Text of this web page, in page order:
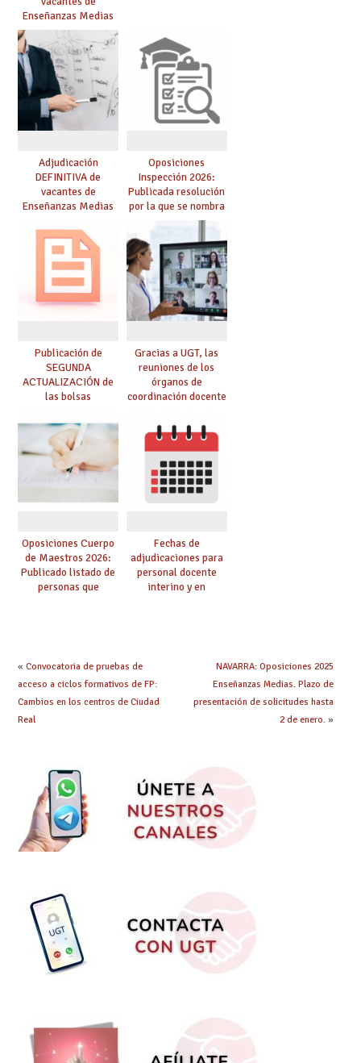
Enseñanzas Medias
para el curso 26/27
Adjudicación
DEFINITIVA de
vacantes de
Enseñanzas Medias
Oposiciones
Inspección 2026:
Publicada resolución
por la que se nombra
funcionarios/as en
prácticas, se regulan
dichas prácticas y se
convoca acto público
de adjudicación
Publicación de
SEGUNDA
ACTUALIZACIÓN de
las bolsas
Cuerpo de Maestros
de especialidades
convocadas a
oposición
Gracias a UGT, las
reuniones de los
órganos de
coordinación docente
de manera
telemática, sin exigir
presencialidad en el
centro
Oposiciones Cuerpo
de Maestros 2026:
Publicado listado de
personas que
Fechas de
adjudicaciones para
personal docente
interino y en
« Convocatoria de pruebas de
acceso a ciclos formativos de FP:
Cambios en los centros de Ciudad
Real
NAVARRA: Oposiciones 2025
Enseñanzas Medias. Plazo de
presentación de solicitudes hasta
2 de enero.»